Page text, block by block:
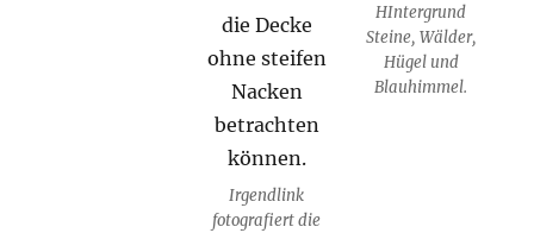
Irgendlink
fotografiert die
HIntergrund
Steine, Wälder,
Hügel und
Blauhimmel.